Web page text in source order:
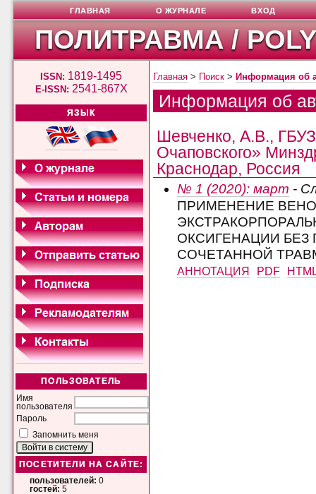
ПОЛИТРАВМА /
ISSN: 1819-1495
E-ISSN: 2541-867X
ЯЗЫК
ПОЛЬЗОВАТЕЛЬ
Имя
пользователя
Пароль
Запомнить меня
ПОСЕТИТЕЛИ НА САЙТЕ:
пользователей: 0
гостей: 5
ГЛАВНАЯ О ЖУРНАЛЕ ВХОД
Главная > Поиск > Информация об
Информация об
Шевченко, А.В.,
Очаповского»
Краснодар, Россия
№ 1 (2020): март -
ПРИМЕНЕНИЕ
ОКСИГЕНАЦИИ БЕЗ
СОЧЕТАННОЙ
АННОТАЦИЯ PDF